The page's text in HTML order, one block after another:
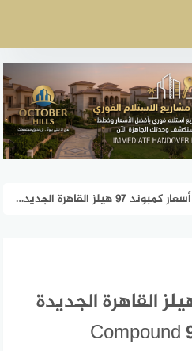
أسعار كمبوند 97 هيلز القاهرة الجديدة Compound 97 Hills New Cairo
كمبوند 97 هيلز القاهرة الجديدة
Compound